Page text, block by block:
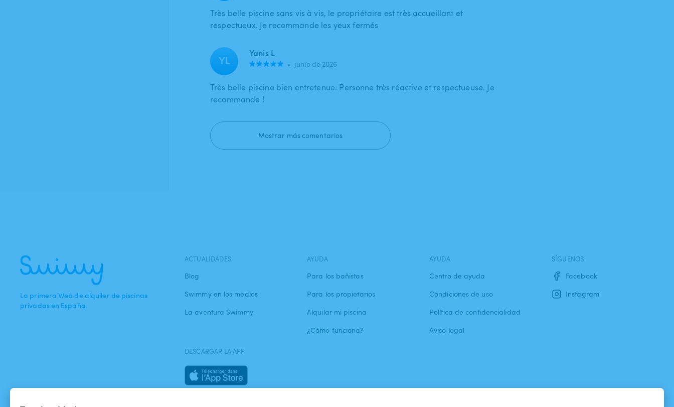
Très belle piscine sans vis à vis, le propriétaire est très accueillant et
respectueux. Je recommande les yeux fermés
YL Yanis L
• junio de 2026
Très belle piscine bien entretenue. Personne très réactive et respectueuse. Je
recommande !
Mostrar más comentarios
La primera Web de alquiler de piscinas
privadas en España.
ACTUALIDADES
Blog
Swimmy en los medios
La aventura Swimmy
AYUDA
Para los bañistas
Para los propietarios
Alquilar mi piscina
¿Cómo funciona?
AYUDA
Centro de ayuda
Condiciones de uso
Política de confidencialidad
Aviso legal
SÍGUENOS
Facebook
Instagram
DESCARGAR LA APP